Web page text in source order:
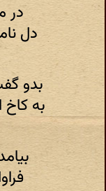
در
دل
بدو
به